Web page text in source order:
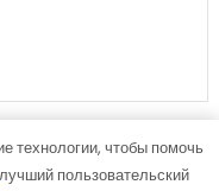
технологии, чтобы помочь
пользовательский